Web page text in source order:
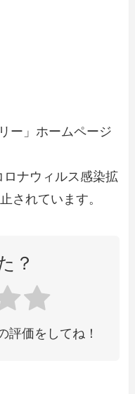
ー」ホームページ
ナウィルス感染拡
されています。
？
評価をしてね！